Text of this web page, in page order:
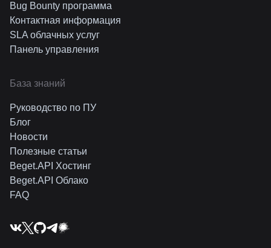
Bug Bounty программа
Контактная информация
SLA облачных услуг
Панель управления
База знаний
Руководство по ПУ
Блог
Новости
Полезные статьи
Beget.API Хостинг
Beget.API Облако
FAQ